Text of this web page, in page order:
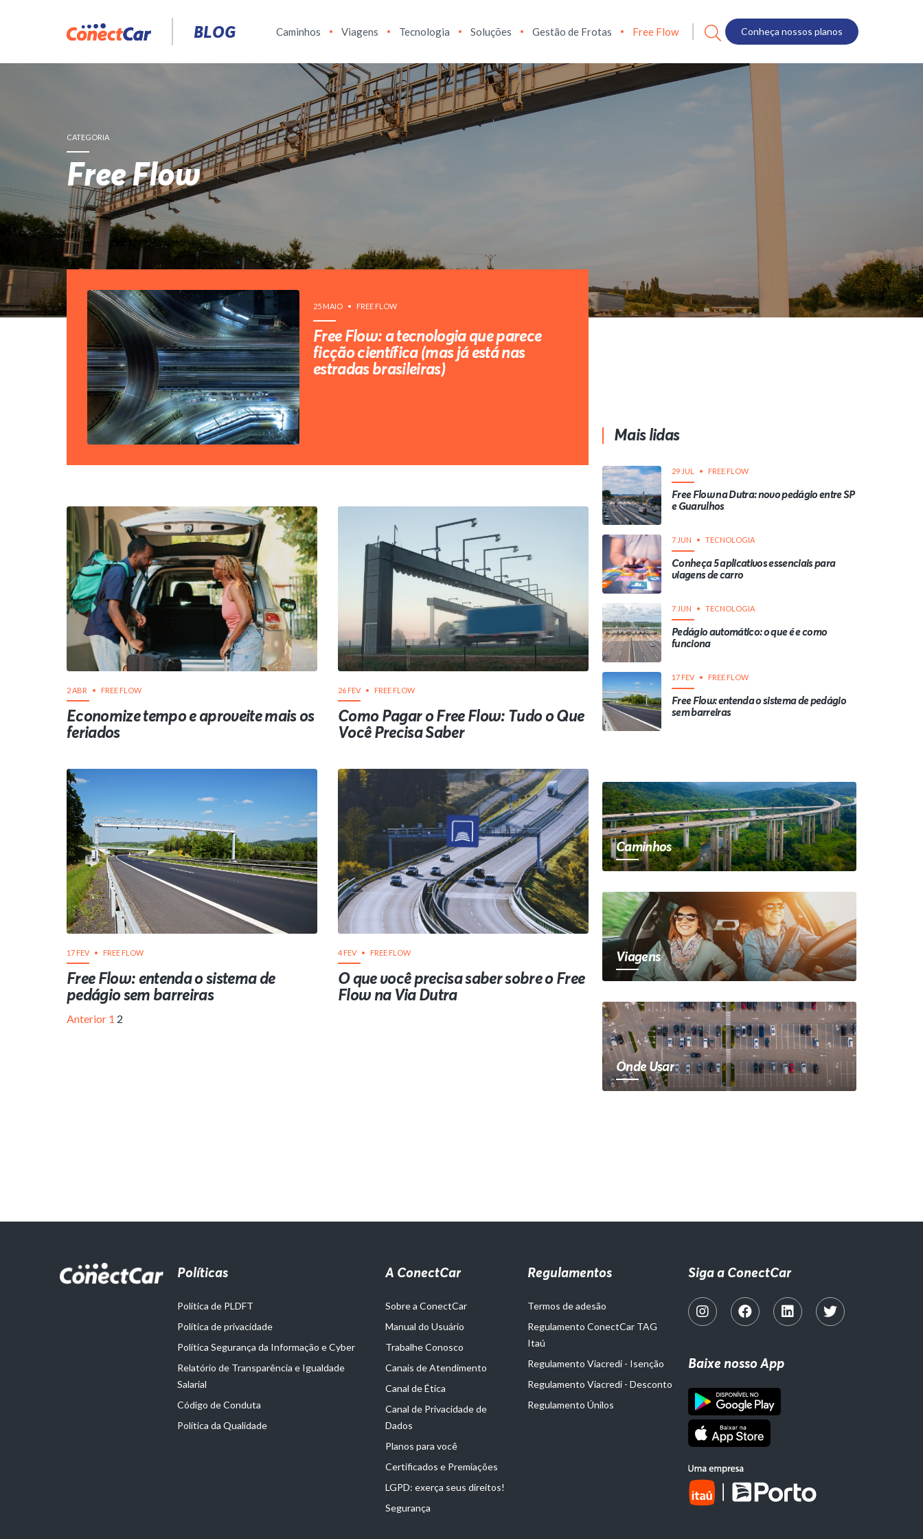
BLOG Caminhos Viagens Tecnologia Soluções Gestão de Frotas Free Flow Conheça nossos planos
CATEGORIA
Free Flow
25 MAIO FREE FLOW
Free Flow: a tecnologia que parece
ficção científica (mas já está nas
estradas brasileiras)
2 ABR FREE FLOW
Economize tempo e aproveite mais os
feriados
26 FEV FREE FLOW
Como Pagar o Free Flow: Tudo o Que
Você Precisa Saber
17 FEV FREE FLOW
Free Flow: entenda o sistema de
pedágio sem barreiras
4 FEV FREE FLOW
O que você precisa saber sobre o Free
Flow na Via Dutra
Anterior 1 2
Mais lidas
29 JUL FREE FLOW
Free Flow na Dutra: novo pedágio entre SP
e Guarulhos
7 JUN TECNOLOGIA
Conheça 5 aplicativos essenciais para
viagens de carro
7 JUN TECNOLOGIA
Pedágio automático: o que é e como
funciona
17 FEV FREE FLOW
Free Flow: entenda o sistema de pedágio
sem barreiras
Caminhos
Viagens
Onde Usar
Políticas
Política de PLDFT
Política de privacidade
Política Segurança da Informação e Cyber
Relatório de Transparência e Igualdade
Salarial
Código de Conduta
Política da Qualidade
A ConectCar
Sobre a ConectCar
Manual do Usuário
Trabalhe Conosco
Canais de Atendimento
Canal de Ética
Canal de Privacidade de
Dados
Planos para você
Certificados e Premiações
LGPD: exerça seus direitos!
Segurança
Regulamentos
Termos de adesão
Regulamento ConectCar TAG
Itaú
Regulamento Viacredi - Isenção
Regulamento Viacredi - Desconto
Regulamento Únilos
Siga a ConectCar
Baixe nosso App